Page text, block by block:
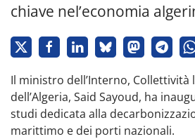
chiave nel’economia
Il ministro dell’Interno, Collettività
dell’Algeria, Said Sayoud, ha
studi dedicata alla
marittimo e dei porti nazionali.